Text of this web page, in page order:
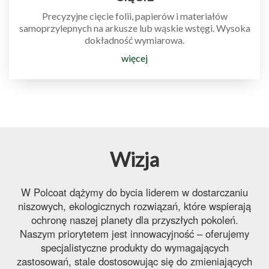
Precyzyjnecięcie folii,papierówi materiałów
samoprzylepnych na arkuszelub wąskie wstęgi. Wysoka
dokładnośćwymiarowa.
więcej
Wizja
W Polcoat dążymy do bycia liderem w dostarczaniu
niszowych, ekologicznych rozwiązań, które wspierają
ochronę naszej planety dla przyszłych pokoleń.
Naszym priorytetem jest innowacyjność – oferujemy
specjalistyczne produkty do wymagających
zastosowań, stale dostosowując się do zmieniających